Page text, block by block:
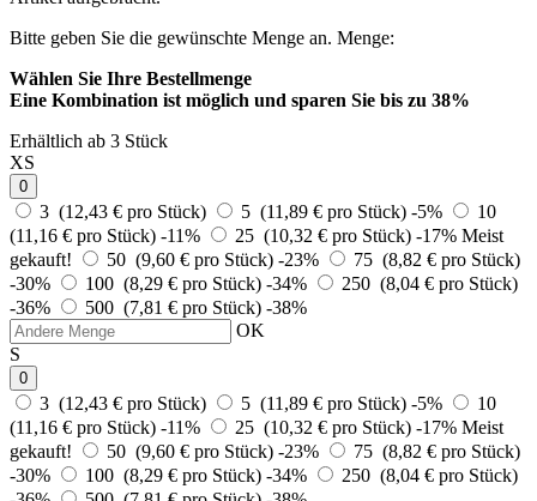
Bitte geben Sie die gewünschte Menge an. Menge:
Wählen Sie Ihre Bestellmenge
Eine Kombination ist möglich und sparen Sie bis zu 38%
Erhältlich ab 3 Stück
XS
0
3 (12,43 € pro Stück) 5 (11,89 € pro Stück) -5%
10
(11,16 € pro Stück) -11% 25 (10,32 € pro Stück) -17% Meist
gekauft!
50 (9,60 € pro Stück) -23%
75 (8,82 € pro Stück)
-30%
100 (8,29 € pro Stück) -34%
250 (8,04 € pro Stück)
-36%
500 (7,81 € pro Stück) -38%
OK
S
0
3 (12,43 € pro Stück) 5 (11,89 € pro Stück) -5%
10
(11,16 € pro Stück) -11% 25 (10,32 € pro Stück) -17% Meist
gekauft!
50 (9,60 € pro Stück) -23%
75 (8,82 € pro Stück)
-30%
100 (8,29 € pro Stück) -34%
250 (8,04 € pro Stück)